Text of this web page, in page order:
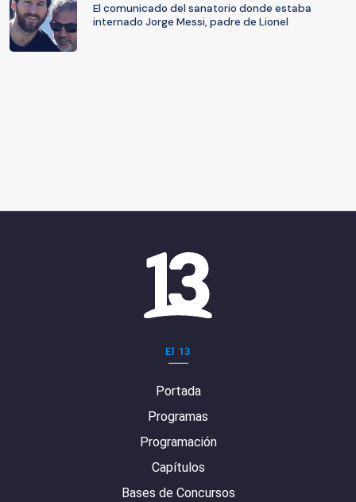
El comunicado del sanatorio donde estaba
internado Jorge Messi, padre de Lionel
El 13
Portada
Programas
Programación
Capítulos
Bases de Concursos